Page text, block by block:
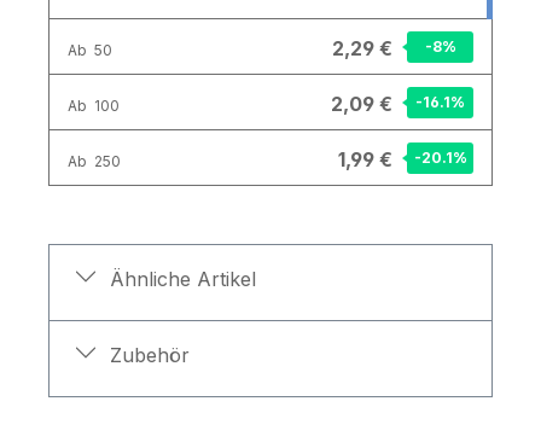
Ab 50 2,29 € -8%
Ab 100 2,09 € -16.1%
Ab 250 1,99 € -20.1%
Ähnliche Artikel
Zubehör